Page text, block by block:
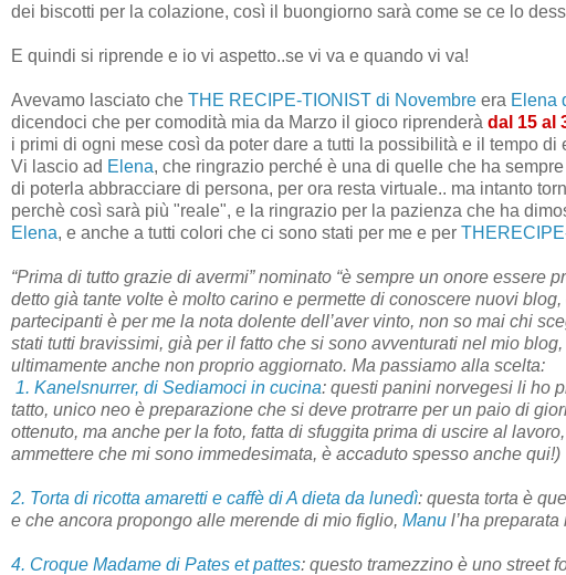
dei biscotti per la colazione, così il buongiorno sarà come se ce lo
E quindi si riprende e io vi aspetto..se vi va e quando vi va!
Avevamo lasciato che THE RECIPE-TIONIST di Novembre era Elena
dicendoci che per comodità mia da Marzo il gioco riprenderà dal 15 al
i primi di ogni mese così da poter dare a tutti la possibilità e il tempo di
Vi lascio ad Elena, che ringrazio perché è una di quelle che ha
di poterla abbracciare di persona, per ora resta virtuale.. ma intanto
perchè così sarà più "reale", e la ringrazio per la pazienza che ha
Elena, e anche a tutti colori che ci sono stati per me e per
“Prima di tutto grazie di avermi” nominato “è sempre un onore essere
detto già tante volte è molto carino e permette di conoscere nuovi
partecipanti è per me la nota dolente dell’aver vinto, non so mai chi
stati tutti bravissimi, già per il fatto che si sono avventurati nel mio
ultimamente anche non proprio aggiornato. Ma passiamo alla scelta:
1. Kanelsnurrer, di Sediamoci in cucina: questi panini norvegesi li ho
tatto, unico neo è preparazione che si deve protrarre per un paio di
ottenuto, ma anche per la foto, fatta di sfuggita prima di uscire al
ammettere che mi sono immedesimata, è accaduto spesso anche qui!)
2. Torta di ricotta amaretti e caffè di A dieta da lunedì: questa torta è
e che ancora propongo alle merende di mio figlio, Manu l’ha
4. Croque Madame di Pates et pattes: questo tramezzino è uno street